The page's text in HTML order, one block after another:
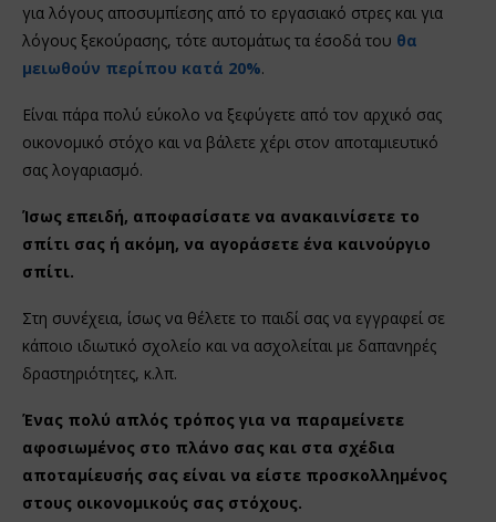
για λόγους αποσυμπίεσης από το εργασιακό στρες και για
λόγους ξεκούρασης, τότε αυτομάτως τα έσοδά του θα
μειωθούν περίπου κατά 20%.
Είναι πάρα πολύ εύκολο να ξεφύγετε από τον αρχικό σας
οικονομικό στόχο και να βάλετε χέρι στον αποταμιευτικό
σας λογαριασμό.
Ίσως επειδή, αποφασίσατε να ανακαινίσετε το
σπίτι σας ή ακόμη, να αγοράσετε ένα καινούργιο
σπίτι.
Στη συνέχεια, ίσως να θέλετε το παιδί σας να εγγραφεί σε
κάποιο ιδιωτικό σχολείο και να ασχολείται με δαπανηρές
δραστηριότητες, κ.λπ.
Ένας πολύ απλός τρόπος για να παραμείνετε
αφοσιωμένος στο πλάνο σας και στα σχέδια
αποταμίευσής σας είναι να είστε προσκολλημένος
στους οικονομικούς σας στόχους.